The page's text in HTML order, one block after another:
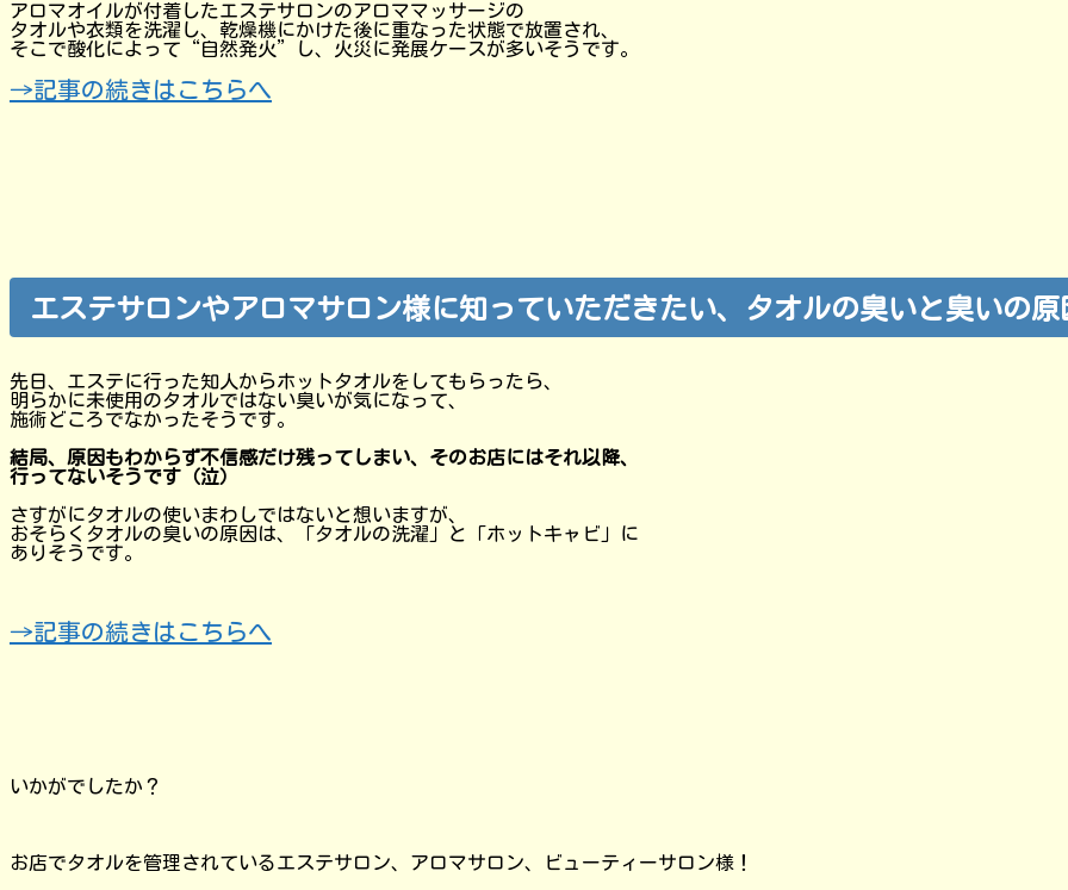
アロマオイルが付着したエステサロンのアロママッサージの
タオルや衣類を洗濯し、乾燥機にかけた後に重なった状態で放置され、
そこで酸化によって“自然発火”し、火災に発展ケースが多いそうです。
→記事の続きはこちらへ
エステサロンやアロマサロン様に知っていただきたい、タオルの臭いと臭いの原
先日、エステに行った知人からホットタオルをしてもらったら、
明らかに未使用のタオルではない臭いが気になって、
施術どころでなかったそうです。
結局、原因もわからず不信感だけ残ってしまい、そのお店にはそれ以降、
行ってないそうです（泣）
さすがにタオルの使いまわしではないと想いますが、
おそらくタオルの臭いの原因は、「タオルの洗濯」と「ホットキャビ」に
ありそうです。
→記事の続きはこちらへ
いかがでしたか？
お店でタオルを管理されているエステサロン、アロマサロン、ビューティーサロン様！